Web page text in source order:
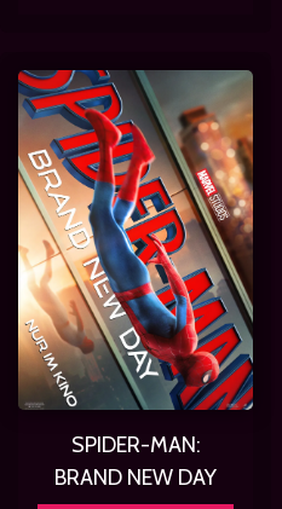
SPIDER-MAN:
BRAND NEW DAY